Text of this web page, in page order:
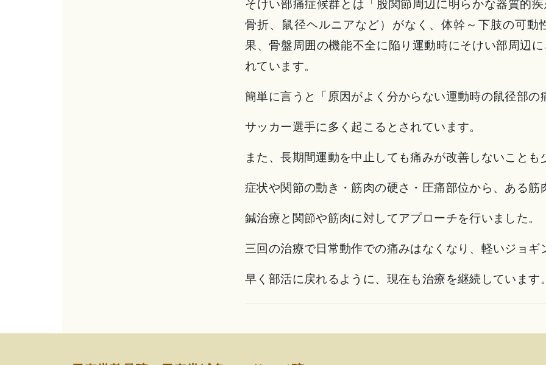
そけい部痛症候群とは「股関節周辺に明らかな器質的
骨折、鼠径ヘルニアなど）がなく、体幹～下肢の可
果、骨盤周囲の機能不全に陥り運動時にそけい部周辺
れています。
簡単に言うと「原因がよく分からない運動時の鼠径部の
サッカー選手に多く起こるとされています。
また、長期間運動を中止しても痛みが改善しないこと
症状や関節の動き・筋肉の硬さ・圧痛部位から、ある筋
鍼治療と関節や筋肉に対してアプローチを行いました。
三回の治療で日常動作での痛みはなくなり、軽いジョ
早く部活に戻れるように、現在も治療を継続しています